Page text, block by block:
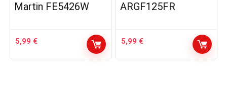
Martin FE5426W
5,99 €
ARGF125FR
5,99 €